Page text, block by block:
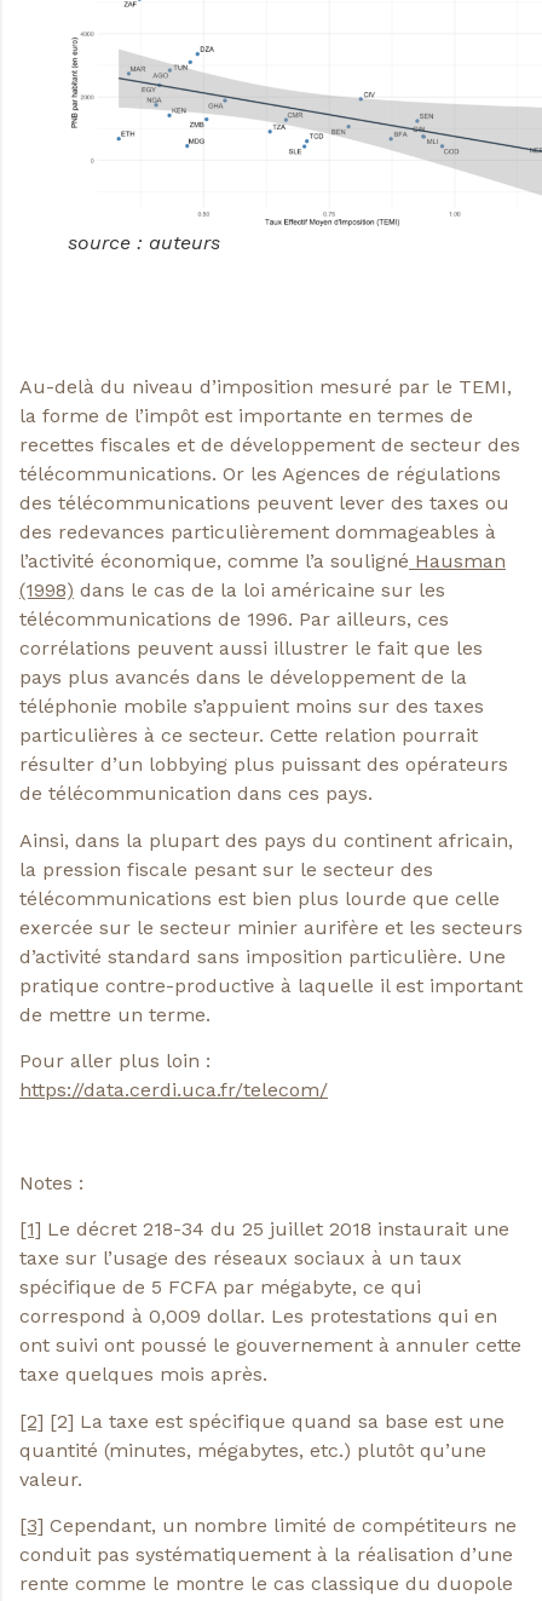
source : auteurs
Au-delà du niveau d’imposition mesuré par le TEMI,
la forme de l’impôt est importante en termes de
recettes fiscales et de développement de secteur des
télécommunications. Or les Agences de régulations
des télécommunications peuvent lever des taxes ou
des redevances particulièrement dommageables à
l’activité économique, comme l’a souligné Hausman
(1998) dans le cas de la loi américaine sur les
télécommunications de 1996. Par ailleurs, ces
corrélations peuvent aussi illustrer le fait que les
pays plus avancés dans le développement de la
téléphonie mobile s’appuient moins sur des taxes
particulières à ce secteur. Cette relation pourrait
résulter d’un lobbying plus puissant des opérateurs
de télécommunication dans ces pays.
Ainsi, dans la plupart des pays du continent africain,
la pression fiscale pesant sur le secteur des
télécommunications est bien plus lourde que celle
exercée sur le secteur minier aurifère et les secteurs
d’activité standard sans imposition particulière. Une
pratique contre-productive à laquelle il est important
de mettre un terme.
Pour aller plus loin :
https://data.cerdi.uca.fr/telecom/
Notes :
[1] Le décret 218-34 du 25 juillet 2018 instaurait une
taxe sur l’usage des réseaux sociaux à un taux
spécifique de 5 FCFA par mégabyte, ce qui
correspond à 0,009 dollar. Les protestations qui en
ont suivi ont poussé le gouvernement à annuler cette
taxe quelques mois après.
[2] [2] La taxe est spécifique quand sa base est une
quantité (minutes, mégabytes, etc.) plutôt qu’une
valeur.
[3] Cependant, un nombre limité de compétiteurs ne
conduit pas systématiquement à la réalisation d’une
rente comme le montre le cas classique du duopole